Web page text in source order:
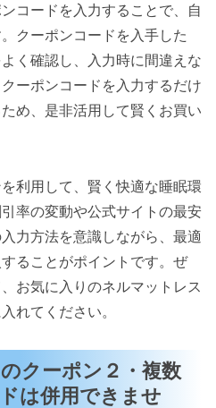
コードを入力することで、自
クーポンコードを入手した
く確認し、入力時に間違えな
ーポンコードを入力するだけ
め、是非活用して賢くお買い
利用して、賢く快適な睡眠環
率の変動や公式サイトの最安
力方法を意識しながら、最適
ることがポイントです。ぜ
お気に入りのネルマットレス
れてください。
クーポン２・複数
は併用できませ